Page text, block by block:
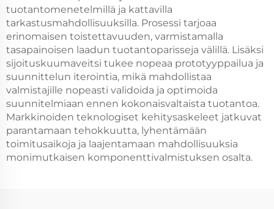
tuotantomenetelmillä ja kattavilla
tarkastusmahdollisuuksilla. Prosessi tarjoaa
erinomaisen toistettavuuden, varmistamalla
tasapainoisen laadun tuotantoparisseja välillä. Lisäksi
sijoituskuumaveitsi tukee nopeaa prototyyppailua ja
suunnittelun iterointia, mikä mahdollistaa
valmistajille nopeasti validoida ja optimoida
suunnitelmiaan ennen kokonaisvaltaista tuotantoa.
Markkinoiden teknologiset kehitysaskeleet jatkuvat
parantamaan tehokkuutta, lyhentämään
toimitusaikoja ja laajentamaan mahdollisuuksia
monimutkaisen komponenttivalmistuksen osalta.